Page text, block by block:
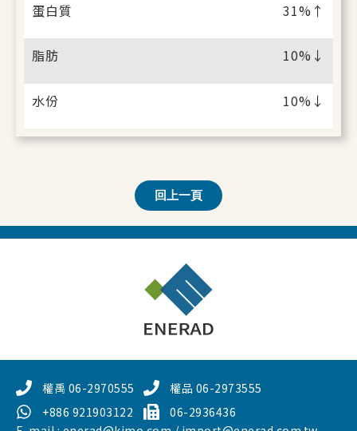
蛋白質 31%↑
脂肪 10%↓
水份 10%↓
回上一頁
權禹 06-2970555
權品 06-2973555
+886 921903122
06-2936436